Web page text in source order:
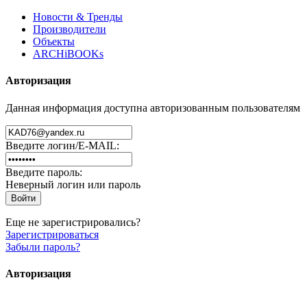
Новости & Тренды
Производители
Объекты
ARCHiBOOKs
Авторизация
Данная информация доступна авторизованным пользователям
Введите логин/E-MAIL:
Введите пароль:
Неверный логин или пароль
Еще не зарегистрировались?
Зарегистрироваться
Забыли пароль?
Авторизация